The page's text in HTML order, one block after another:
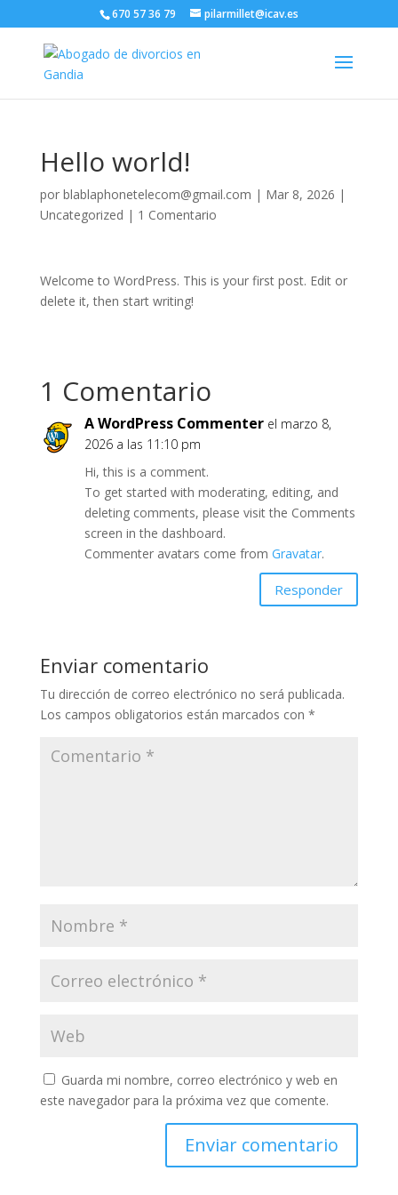
670 57 36 79 pilarmillet@icav.es
Hello world!
por blablaphonetelecom@gmail.com | Mar 8, 2026 |
Uncategorized | 1 Comentario
Welcome to WordPress. This is your first post. Edit or
delete it, then start writing!
1 Comentario
A WordPress Commenter el marzo 8,
2026 a las 11:10 pm
Hi, this is a comment.
To get started with moderating, editing, and
deleting comments, please visit the Comments
screen in the dashboard.
Commenter avatars come from Gravatar.
Responder
Enviar comentario
Tu dirección de correo electrónico no será publicada.
Los campos obligatorios están marcados con *
Guarda mi nombre, correo electrónico y web en
este navegador para la próxima vez que comente.